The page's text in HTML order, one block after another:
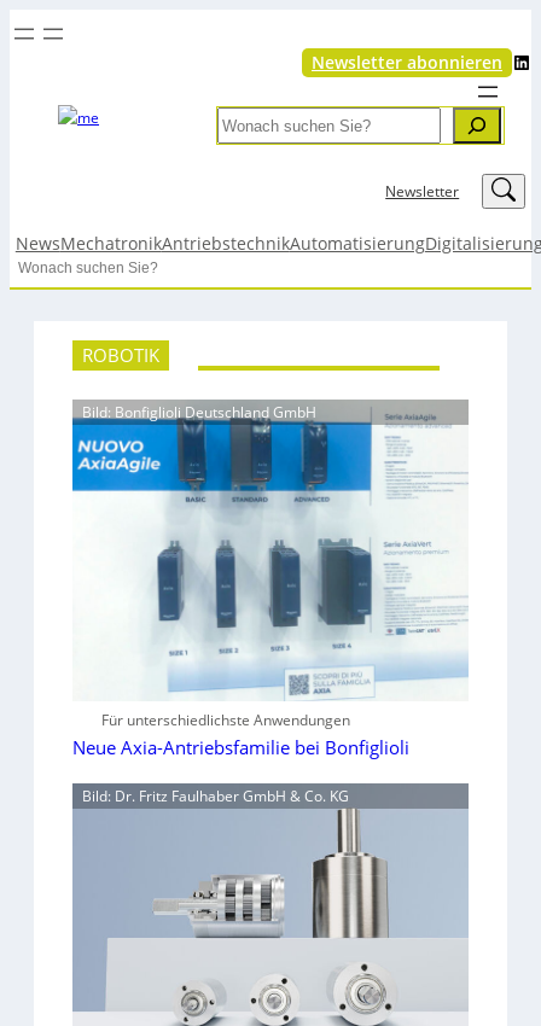
Newsletter abonnieren LinkedIn
Search
Newsletter LinkedIn
NewsMechatronikAntriebstechnikAutomatisierung
Search
ROBOTIK
Bild: Bonfiglioli Deutschland GmbH
Für unterschiedlichste Anwendungen
Neue Axia-Antriebsfamilie bei Bonfiglioli
Bild: Dr. Fritz Faulhaber GmbH & Co. KG